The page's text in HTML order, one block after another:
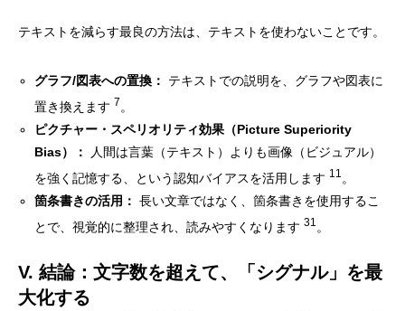
テキストを減らす最良の方法は、テキストを使わないことです。
グラフ/図表への置換：
テキストでの説明を、グラフや図表に
置き換えます 7 。
ピクチャー・スペリオリティ効果（Picture Superiority
Bias）：
人間は言葉（テキスト）よりも画像（ビジュアル）
を強く記憶する、という認知バイアスを活用します 11 。
箇条書きの活用： 長い文章ではなく、箇条書きを使用するこ
とで、視覚的に整理され、読みやすくなります31 。
V. 結論：文字数を超えて、「シグナル」を最
大化する